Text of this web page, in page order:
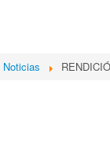
Noticias